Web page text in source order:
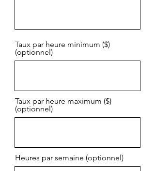
Taux par heure minimum ($)
(optionnel)
Taux par heure maximum ($)
(optionnel)
Heures par semaine (optionnel)